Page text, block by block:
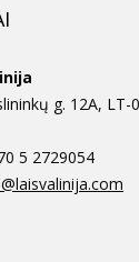
g. 12A, LT-
5 2729054